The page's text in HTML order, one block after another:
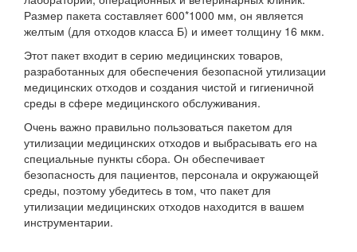
Размер пакета составляет 600*1000 мм, он является
желтым (для отходов класса Б) и имеет толщину 16 мкм.
Этот пакет входит в серию медицинских товаров,
разработанных для обеспечения безопасной утилизации
медицинских отходов и создания чистой и гигиеничной
среды в сфере медицинского обслуживания.
Очень важно правильно пользоваться пакетом для
утилизации медицинских отходов и выбрасывать его на
специальные пункты сбора. Он обеспечивает
безопасность для пациентов, персонала и окружающей
среды, поэтому убедитесь в том, что пакет для
утилизации медицинских отходов находится в вашем
инструментарии.